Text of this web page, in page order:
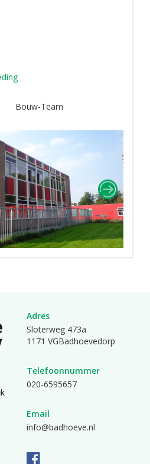
Bouw-Team
Adres
Sloterweg 473a
1171 VGBadhoevedorp
Telefoonnummer
020-6595657
Email
info@badhoeve.nl